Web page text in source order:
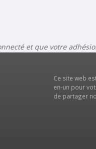
et que votre
Ce site web
en-un pour
de partager